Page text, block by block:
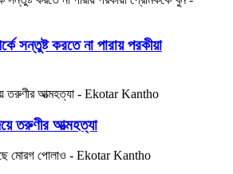
সন্তুষ্ট করতে না পারায় পরকীয়া
তরুণীর আত্মহত্যা